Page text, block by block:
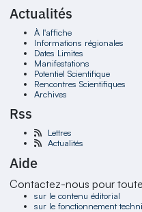
Actualités
À l'affiche
Informations régionales
Dates Limites
Manifestations
Potentiel Scientifique
Rencontres Scientifiques
Archives
Rss
Lettres
Actualités
Aide
Contactez-nous pour
sur le contenu éditorial
sur le fonctionnement